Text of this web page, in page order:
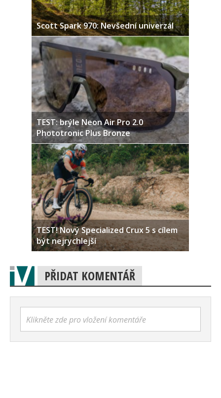
Scott Spark 970: Nevšední univerzál
TEST: brýle Neon Air Pro 2.0
Phototronic Plus Bronze
TEST! Nový Specialized Crux 5 s cílem
být nejrychlejší
PŘIDAT KOMENTÁŘ
Klikněte zde pro vložení komentáře